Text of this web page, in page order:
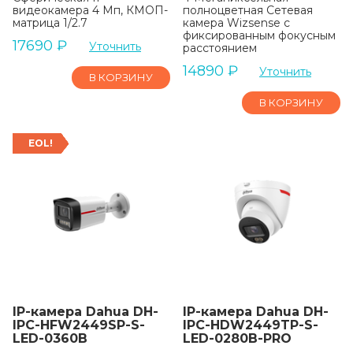
видеокамера 4 Мп, КМОП-
матрица 1/2.7
17690 ₽ Уточнить
В КОРЗИНУ
полноцветная Сетевая
камера Wizsense с
фиксированным фокусным
расстоянием
14890 ₽ Уточнить
В КОРЗИНУ
EOL!
IP-камера Dahua DH-
IPC-HFW2449SP-S-
LED-0360B
IP-камера Dahua DH-
IPC-HDW2449TP-S-
LED-0280B-PRO